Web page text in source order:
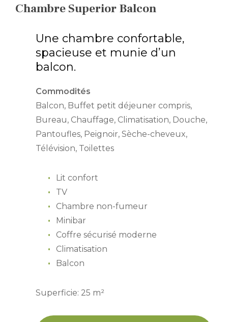
Chambre Superior Balcon
Une chambre confortable,
spacieuse et munie d’un
balcon.
Commodités
Balcon, Buffet petit déjeuner compris,
Bureau, Chauffage, Climatisation, Douche,
Pantoufles, Peignoir, Sèche-cheveux,
Télévision, Toilettes
Lit confort
TV
Chambre non-fumeur
Minibar
Coffre sécurisé moderne
Climatisation
Balcon
Superficie: 25 m²